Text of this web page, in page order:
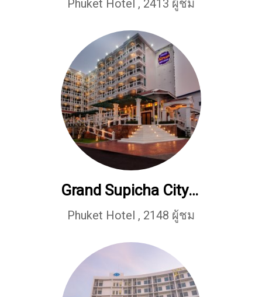
Phuket Hotel , 2413 ผู้ชม
Grand Supicha City Hotel
Phuket Hotel , 2148 ผู้ชม